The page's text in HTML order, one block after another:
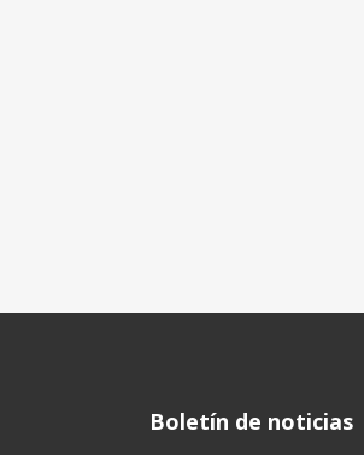
Boletín de noticias